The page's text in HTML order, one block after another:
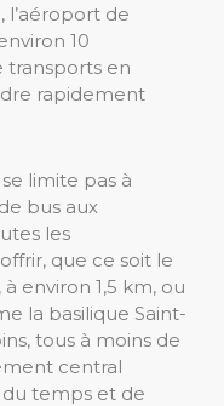
l’aéroport de
10
transports en
rapidement
limite pas à
bus aux
les
que ce soit le
environ 1,5 km, ou
la basilique Saint-
tous à moins de
central
temps et de